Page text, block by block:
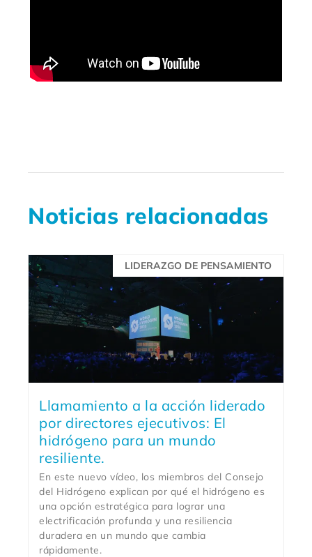
Noticias relacionadas
LIDERAZGO DE PENSAMIENTO
Llamamiento a la acción liderado
por directores ejecutivos: El
hidrógeno para un mundo
resiliente.
En este nuevo vídeo, los miembros del Consejo
del Hidrógeno explican por qué el hidrógeno es
una opción estratégica para lograr una
electrificación profunda y una resiliencia
duradera en un mundo que cambia
rápidamente.